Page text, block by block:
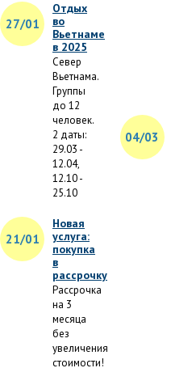
27/01
Отдых
во
Вьетнаме
в 2025
Север
Вьетнама.
Группы
до 12
человек.
2 даты:
29.03 -
12.04,
12.10 -
25.10
21/01
Новая
услуга:
покупка
в
рассрочку
Рассрочка
на 3
месяца
без
увеличения
стоимости!
04/03